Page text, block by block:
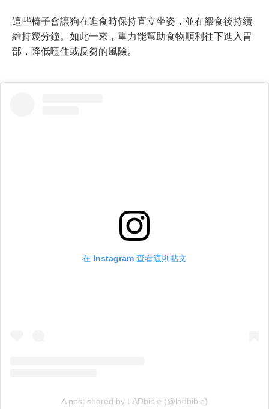
這些椅子會讓狗在進食時保持直立坐姿，並在餵食後持續
維持幾分鐘。如此一來，重力能幫助食物順利往下進入胃
部，降低噎住或反芻的風險。
在 Instagram 查看這則貼文
A post shared by LADbible (@ladbible)